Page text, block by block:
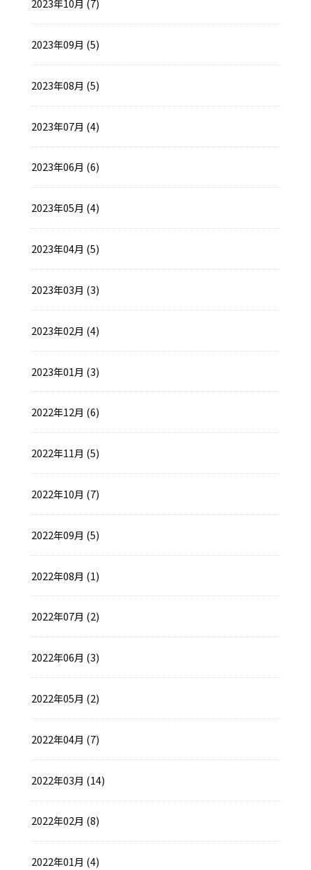
2023年10月 (7)
2023年09月 (5)
2023年08月 (5)
2023年07月 (4)
2023年06月 (6)
2023年05月 (4)
2023年04月 (5)
2023年03月 (3)
2023年02月 (4)
2023年01月 (3)
2022年12月 (6)
2022年11月 (5)
2022年10月 (7)
2022年09月 (5)
2022年08月 (1)
2022年07月 (2)
2022年06月 (3)
2022年05月 (2)
2022年04月 (7)
2022年03月 (14)
2022年02月 (8)
2022年01月 (4)